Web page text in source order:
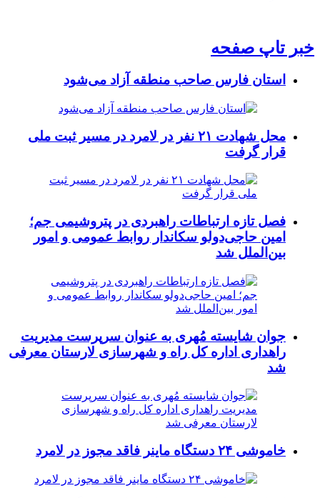
خبر تاپ صفحه
استان فارس صاحب منطقه آزاد می‌شود
محل شهادت ۲۱ نفر در لامرد در مسیر ثبت ملی
قرار گرفت
فصل تازه ارتباطات راهبردی در پتروشیمی جم؛
امین حاجی‌دولو سکاندار روابط عمومی و امور
بین‌الملل شد
جوان شایسته مُهری به عنوان سرپرست مدیریت
راهداری اداره کل راه و شهرسازی لارستان معرفی
شد
خاموشی ۲۴ دستگاه ماینر فاقد مجوز در لامرد